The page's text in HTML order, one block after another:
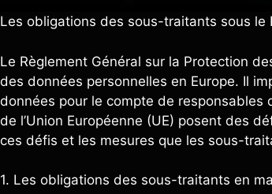
Les obligations des sous-traitants sous le
Le Règlement Général sur la Protection
des données personnelles en Europe. Il
données pour le compte de
de l’Union Européenne (UE) posent des
ces défis et les mesures que les sous-
1. Les obligations des sous-traitants en